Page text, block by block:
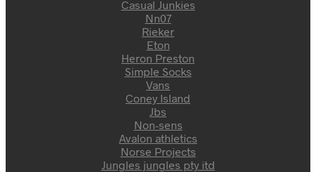
Casual Junkies
Nn07
Rieker
Eton
Heron Preston
Simple Socks
Vans
Coney Island
Jbs
Non-sens
Avalon athletics
Norse Projects
Jungles jungles pty itd